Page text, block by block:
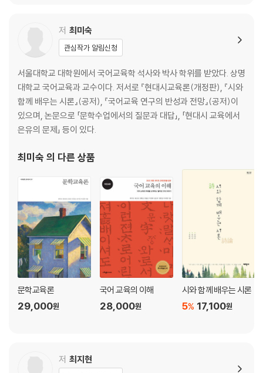
2부 자본주의 시대와 현대시의 다양화
플라타너스│서늘한 무심함이 건네는 온기 268
무등을 보며│여름 산의 늠름함과 인간의 품격 274
초토의 시 1│현재를 회복하고, 미래를 희망함 280
휴전선│“한 포기 꽃이 제대로 피어나는 통일”을 염원하며 287
새 1│순수에 대한 지향 293
하여지향 1│모두가 죄(罪)를 먹고 시치미를 떼는데 307
추억에서│고향과 어머니로 표상되는 한의 형상화 315
어느 날 고궁을 나오면서│풍자의 끝에서 발견한 풀 321
종로5가│시골 소년의 상경기에 담아낸 당대 민중의 삶 329
껍데기는 가라│모든 거짓된 것들과의 단절을 꿈꾸며 337
기항지 1│내가 바라보는 그것은 나의 내면이다 344
이별가│연약한 인간 강인한 (혹은 잔인한) 각성 350
성북동 비둘기│터전을 박탈당한 자들을 위한 애사(哀詞) 356
민간인│그리고 아무도 없었다 361
농무│가난하고 소외된 자들의 굿거리 366
목계장터│목계장터에서 만난 어느 방랑자의 고백 371
저문 강에 삽을 씻고│품격 있는 민중시의 서정적 울림 399
저 최미숙
관심작가 알림신청
서울대학교 대학원에서 국어교육학 석사와 박사 학위를 받았다. 상명
대학교 국어교육과 교수이다. 저서로 『현대시교육론(개정판), 『시와
함께 배우는 시론』(공저), 『국어교육 연구의 반성과 전망』(공저)이
있으며, 논문으로 「문학수업에서의 질문과 대답」, 「현대시 교육에서
은유의 문제」 등이 있다.
최미숙 의 다른 상품
문학교육론
29,000원
국어 교육의 이해
28,000원
시와 함께 배우는 시론
17,100원
5%
저 최지현